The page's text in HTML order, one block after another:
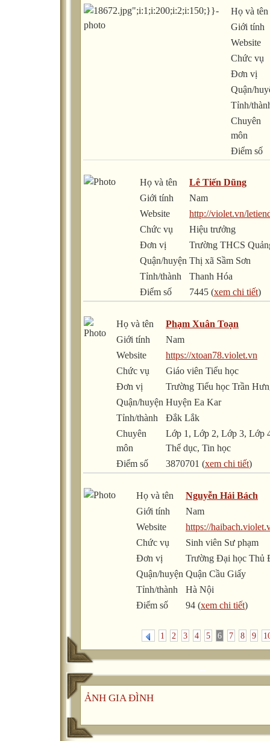
Họ và tên
Giới tính
Website
Chức vụ
Đơn vị
Quận/
Tỉnh/
Chuyên
môn
Điểm số
Họ và tên
Lê Tiến Dũng
Giới tính
Nam
Website
http://violet.vn/
Chức vụ
Hiệu trưởng
Đơn vị
Trường THCS
Quận/huyện Thị xã Sầm Sơn
Tỉnh/thành
Thanh Hóa
Điểm số
7445 (xem chi tiết)
Họ và tên
Phạm Xuân Toạn
Giới tính
Nam
Website
https://xtoan78.violet.vn
Chức vụ
Giáo viên Tiểu học
Đơn vị
Trường Tiểu học Trần
Quận/huyện Huyện Ea Kar
Tỉnh/thành
Đắk Lắk
Chuyên
môn
Lớp 1, Lớp 2, Lớp 3, Lớp
Thể dục, Tin học
Điểm số
3870701 (xem chi tiết)
Họ và tên
Nguyễn Hải Bách
Giới tính
Nam
Website
https://
Chức vụ
Sinh viên Sư phạm
Đơn vị
Trường Đại học Thủ
Quận/huyện Quận Cầu Giấy
Tỉnh/thành
Hà Nội
Điểm số
94 (xem chi tiết)
1 2 3 4 5 6 7 8 9
ẢNH GIA ĐÌNH